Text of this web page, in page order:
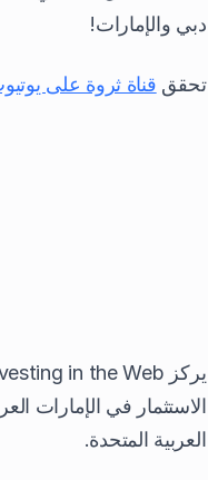
دبي والإمارات!
تحقق قناة ثروة على
الاستثمار في الإمارات
العربية المتحدة.